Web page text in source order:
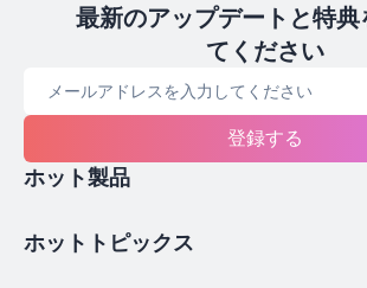
最新のアップデートと特典
てください
登録する
ホット製品
ホットトピックス